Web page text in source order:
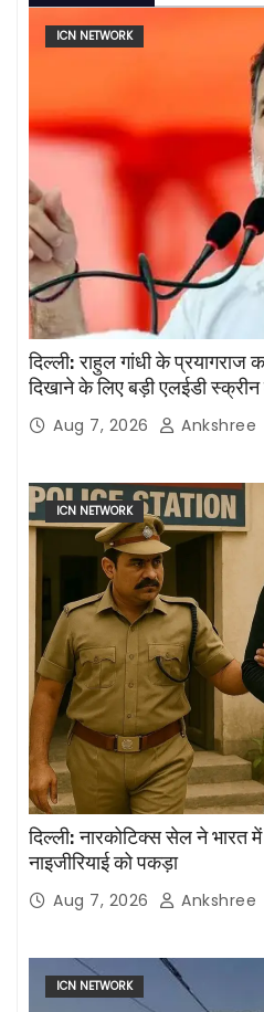
ICN NETWORK
दिल्ली: राहुल गांधी के प्रयागराज
दिखाने के लिए बड़ी एलईडी स्क्रीन
Aug 7, 2026 Ankshree
ICN NETWORK
दिल्ली: नारकोटिक्स सेल ने
नाइजीरियाई को पकड़ा
Aug 7, 2026 Ankshree
ICN NETWORK